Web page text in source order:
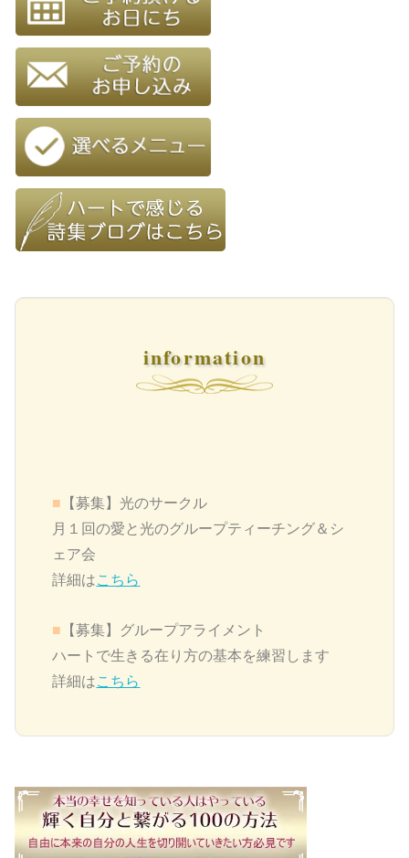
information
■ 【募集】光のサークル
月１回の愛と光のグループティーチング＆シ
ェア会
詳細はこちら
■ 【募集】グループアライメント
ハートで生きる在り方の基本を練習します
詳細はこちら